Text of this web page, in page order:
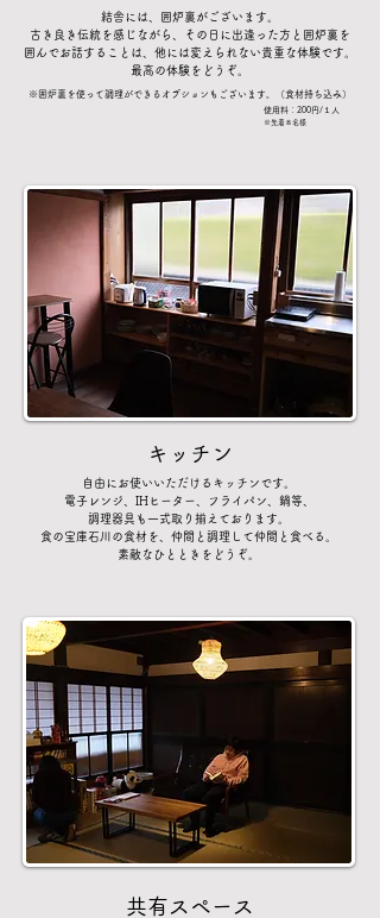
結舎には、囲炉裏がございます。
古き良き伝統を感じながら、その日に出逢った方と囲炉裏を
囲んでお話することは、他には変えられない貴重な体験です。
最高の体験をどうぞ。
※​囲炉裏を使って調理ができるオプションもございます。（食材持ち込み）
使用料：200円/１人
​※先着８名様
キッチン
自由にお使いいただけるキッチンです。
電子レンジ、IHヒーター、フライパン、鍋等、
調理器具も一式取り揃えております。
食の宝庫石川の食材を、仲間と調理して仲間と食べる。
素敵なひとときをどうぞ。
共有スペース